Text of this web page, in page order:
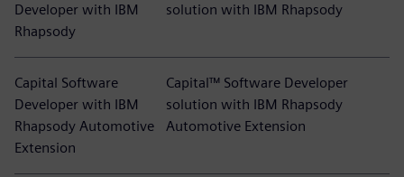
Developer with IBM
Rhapsody
solution with IBM Rhapsody
Capital Software
Developer with IBM
Rhapsody Automotive
Extension
Capital™ Software Developer
solution with IBM Rhapsody
Automotive Extension